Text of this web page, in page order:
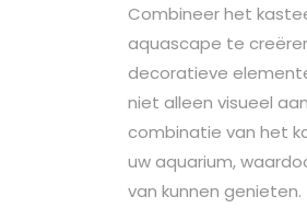
Combineer het
aquascape te
decoratieve
niet alleen visueel
combinatie van het
uw aquarium,
van kunnen genieten.